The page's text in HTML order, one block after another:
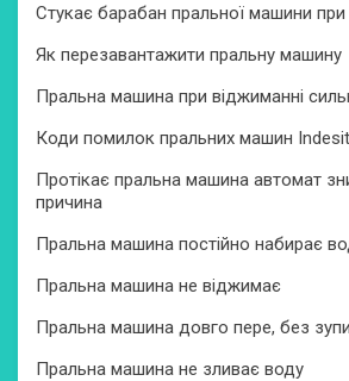
Стукає барабан пральної машини при
Як перезавантажити пральну машину
Пральна машина при віджиманні
Коди помилок пральних машин Indesit
Протікає пральна машина автомат
причина
Пральна машина постійно набирає
Пральна машина не віджимає
Пральна машина довго пере, без
Пральна машина не зливає воду